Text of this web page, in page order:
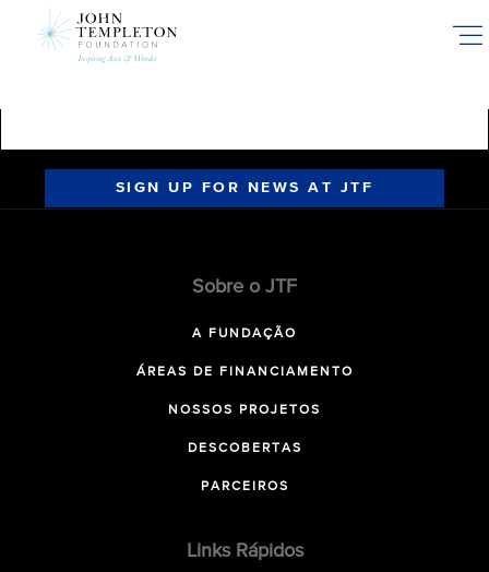
SIGN UP FOR NEWS AT JTF
Sobre o JTF
A FUNDAÇÃO
ÁREAS DE FINANCIAMENTO
NOSSOS PROJETOS
DESCOBERTAS
PARCEIROS
Links Rápidos